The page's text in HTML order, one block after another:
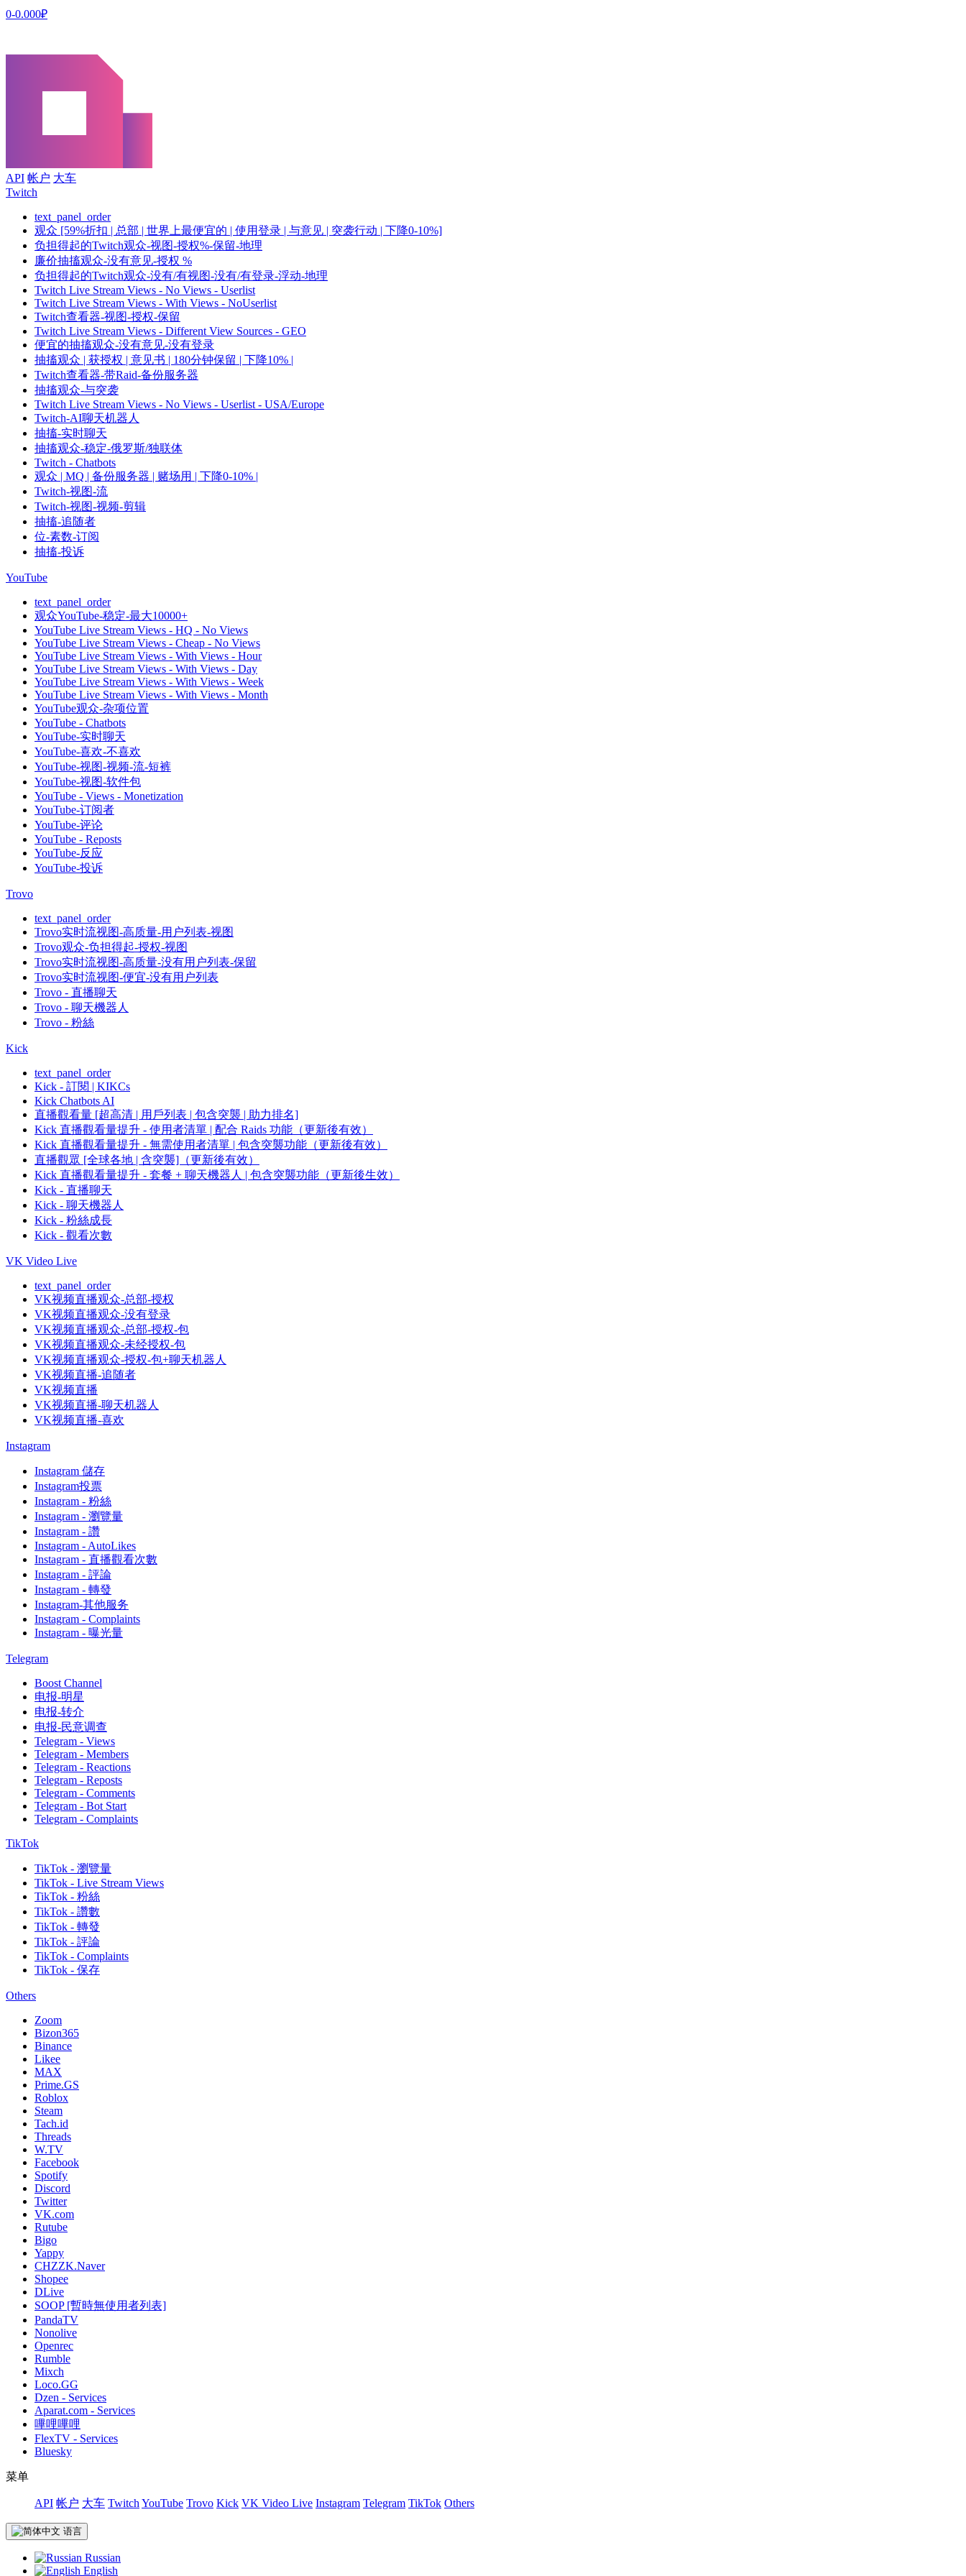
0-0.000₽
API 帐户 大车
Twitch
text_panel_order
观众 [59%折扣 | 总部 | 世界上最便宜的 | 使用登录 | 与意见 | 突袭行动 | 下降0-10%]
负担得起的Twitch观众-视图-授权%-保留-地理
廉价抽搐观众-没有意见-授权 %
负担得起的Twitch观众-没有/有视图-没有/有登录-浮动-地理
Twitch Live Stream Views - No Views - Userlist
Twitch Live Stream Views - With Views - NoUserlist
Twitch查看器-视图-授权-保留
Twitch Live Stream Views - Different View Sources - GEO
便宜的抽搐观众-没有意见-没有登录
抽搐观众 | 获授权 | 意见书 | 180分钟保留 | 下降10% |
Twitch查看器-带Raid-备份服务器
抽搐观众-与突袭
Twitch Live Stream Views - No Views - Userlist - USA/Europe
Twitch-AI聊天机器人
抽搐-实时聊天
抽搐观众-稳定-俄罗斯/独联体
Twitch - Chatbots
观众 | MQ | 备份服务器 | 赌场用 | 下降0-10% |
Twitch-视图-流
Twitch-视图-视频-剪辑
抽搐-追随者
位-素数-订阅
抽搐-投诉
YouTube
text_panel_order
观众YouTube-稳定-最大10000+
YouTube Live Stream Views - HQ - No Views
YouTube Live Stream Views - Cheap - No Views
YouTube Live Stream Views - With Views - Hour
YouTube Live Stream Views - With Views - Day
YouTube Live Stream Views - With Views - Week
YouTube Live Stream Views - With Views - Month
YouTube观众-杂项位置
YouTube - Chatbots
YouTube-实时聊天
YouTube-喜欢-不喜欢
YouTube-视图-视频-流-短裤
YouTube-视图-软件包
YouTube - Views - Monetization
YouTube-订阅者
YouTube-评论
YouTube - Reposts
YouTube-反应
YouTube-投诉
Trovo
text_panel_order
Trovo实时流视图-高质量-用户列表-视图
Trovo观众-负担得起-授权-视图
Trovo实时流视图-高质量-没有用户列表-保留
Trovo实时流视图-便宜-没有用户列表
Trovo - 直播聊天
Trovo - 聊天機器人
Trovo - 粉絲
Kick
text_panel_order
Kick - 訂閱 | KIKCs
Kick Chatbots AI
直播觀看量 [超高清 | 用戶列表 | 包含突襲 | 助力排名]
Kick 直播觀看量提升 - 使用者清單 | 配合 Raids 功能（更新後有效）
Kick 直播觀看量提升 - 無需使用者清單 | 包含突襲功能（更新後有效）
直播觀眾 [全球各地 | 含突襲]（更新後有效）
Kick 直播觀看量提升 - 套餐 + 聊天機器人 | 包含突襲功能（更新後生效）
Kick - 直播聊天
Kick - 聊天機器人
Kick - 粉絲成長
Kick - 觀看次數
VK Video Live
text_panel_order
VK视频直播观众-总部-授权
VK视频直播观众-没有登录
VK视频直播观众-总部-授权-包
VK视频直播观众-未经授权-包
VK视频直播观众-授权-包+聊天机器人
VK视频直播-追随者
VK视频直播
VK视频直播-聊天机器人
VK视频直播-喜欢
Instagram
Instagram 儲存
Instagram投票
Instagram - 粉絲
Instagram - 瀏覽量
Instagram - 讚
Instagram - AutoLikes
Instagram - 直播觀看次數
Instagram - 評論
Instagram - 轉發
Instagram-其他服务
Instagram - Complaints
Instagram - 曝光量
Telegram
Boost Channel
电报-明星
电报-转介
电报-民意调查
Telegram - Views
Telegram - Members
Telegram - Reactions
Telegram - Reposts
Telegram - Comments
Telegram - Bot Start
Telegram - Complaints
TikTok
TikTok - 瀏覽量
TikTok - Live Stream Views
TikTok - 粉絲
TikTok - 讚數
TikTok - 轉發
TikTok - 評論
TikTok - Complaints
TikTok - 保存
Others
Zoom
Bizon365
Binance
Likee
MAX
Prime.GS
Roblox
Steam
Tach.id
Threads
W.TV
Facebook
Spotify
Discord
Twitter
VK.com
Rutube
Bigo
Yappy
CHZZK.Naver
Shopee
DLive
SOOP [暫時無使用者列表]
PandaTV
Nonolive
Openrec
Rumble
Mixch
Loco.GG
Dzen - Services
Aparat.com - Services
嗶哩嗶哩
FlexTV - Services
Bluesky
菜单
API 帐户 大车 Twitch YouTube Trovo Kick VK Video Live Instagram Telegram TikTok Others
语言
Russian
English